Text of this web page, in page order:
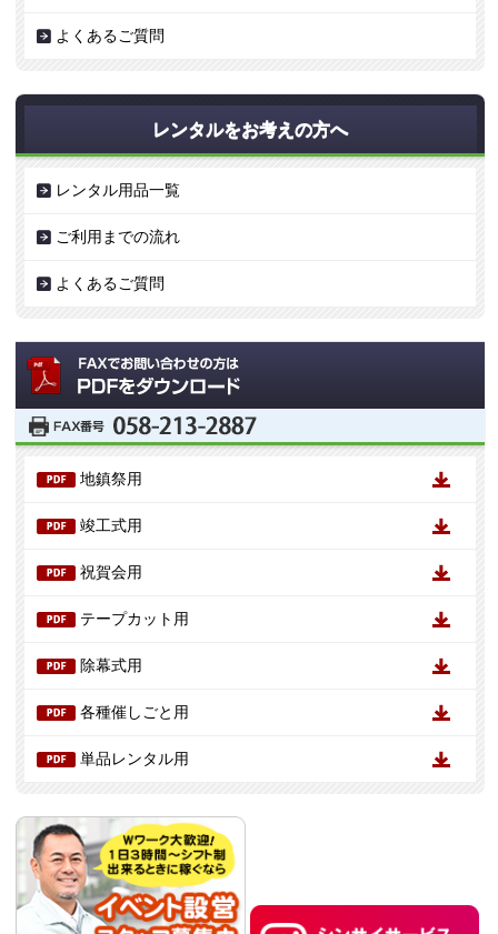
よくあるご質問
レンタルをお考えの方へ
レンタル用品一覧
ご利用までの流れ
よくあるご質問
地鎮祭用
竣工式用
祝賀会用
テープカット用
除幕式用
各種催しごと用
単品レンタル用